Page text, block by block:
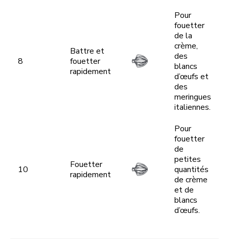
8
Battre et
fouetter
rapidement
Pour
fouetter
de la
crème,
des
blancs
d’œufs et
des
meringues
italiennes.
10
Fouetter
rapidement
Pour
fouetter
de
petites
quantités
de crème
et de
blancs
d’œufs.